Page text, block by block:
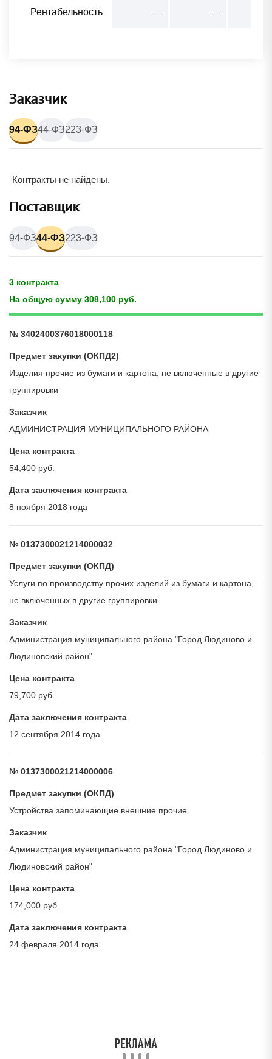
Рентабельность — —
Заказчик
94-ФЗ44-ФЗ223-ФЗ
Контракты не найдены.
Поставщик
94-ФЗ44-ФЗ223-ФЗ
3 контракта
На общую сумму 308,100 руб.
№ 3402400376018000118
Предмет закупки (ОКПД2)
Изделия прочие из бумаги и картона, не включенные в другие
группировки
Заказчик
АДМИНИСТРАЦИЯ МУНИЦИПАЛЬНОГО РАЙОНА
Цена контракта
54,400 руб.
Дата заключения контракта
8 ноября 2018 года
№ 0137300021214000032
Предмет закупки (ОКПД)
Услуги по производству прочих изделий из бумаги и картона,
не включенных в другие группировки
Заказчик
Администрация муниципального района "Город Людиново и
Людиновский район"
Цена контракта
79,700 руб.
Дата заключения контракта
12 сентября 2014 года
№ 0137300021214000006
Предмет закупки (ОКПД)
Устройства запоминающие внешние прочие
Заказчик
Администрация муниципального района "Город Людиново и
Людиновский район"
Цена контракта
174,000 руб.
Дата заключения контракта
24 февраля 2014 года